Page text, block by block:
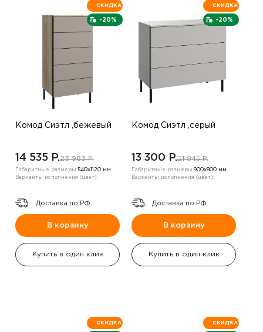
-20%
СКИДКА
Комод Сиэтл ,бежевый
14 535 P.23 983 P.
Габаритные размеры:540х1120 мм
Варианты исполнения (цвет):
Доставка по РФ.
В корзину
Купить в один клик
-20%
СКИДКА
Комод Сиэтл ,серый
13 300 P.21 945 P.
Габаритные размеры:900х800 мм
Варианты исполнения (цвет):
Доставка по РФ.
В корзину
Купить в один клик
СКИДКА СКИДКА